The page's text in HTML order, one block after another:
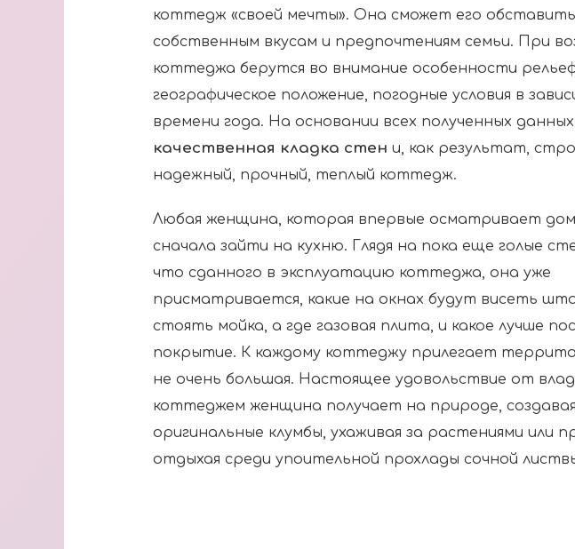
коттедж «своей мечты». Она сможет его обставить
собственным вкусам и предпочтениям семьи. При
коттеджа берутся во внимание особенности
географическое положение, погодные условия в
времени года. На основании всех полученных
качественная кладка стен и, как результат,
надежный, прочный, теплый коттедж.
Любая женщина, которая впервые осматривает
сначала зайти на кухню. Глядя на пока еще голые
что сданного в эксплуатацию коттеджа, она уже
присматривается, какие на окнах будут висеть
стоять мойка, а где газовая плита, и какое лучше
покрытие. К каждому коттеджу прилегает
не очень большая. Настоящее удовольствие от
коттеджем женщина получает на природе, создавая
оригинальные клумбы, ухаживая за растениями или
отдыхая среди упоительной прохлады сочной